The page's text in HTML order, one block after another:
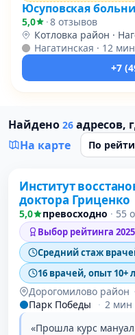
Юсуповская
5,0 ·8 отзывов
Котловка район ·
Нагатинская · 12 мин
+7
Найдено 26 адресов,
На карте
Проверено
1
Институт
доктора Гриценко
5,0 превосходно · 55
Выбор рейтинга 2025
Средний стаж
16 врачей, опыт 10+
Дорогомилово район ·
Парк Победы
· 2
«Прошла курс